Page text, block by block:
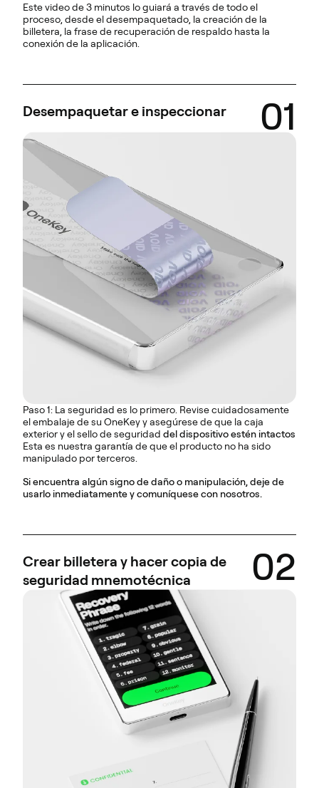
Este video de 3 minutos lo guiará a través de todo el
proceso, desde el desempaquetado, la creación de la
billetera, la frase de recuperación de respaldo hasta la
conexión de la aplicación.
Desempaquetar e inspeccionar 01
Paso 1: La seguridad es lo primero. Revise cuidadosamente
el embalaje de su OneKey y asegúrese de que la caja
exterior y el sello de seguridad del dispositivo estén intactos
Esta es nuestra garantía de que el producto no ha sido
manipulado por terceros.
Si encuentra algún signo de daño o manipulación, deje de
usarlo inmediatamente y comuníquese con nosotros.
Crear billetera y hacer copia de
seguridad mnemotécnica
02